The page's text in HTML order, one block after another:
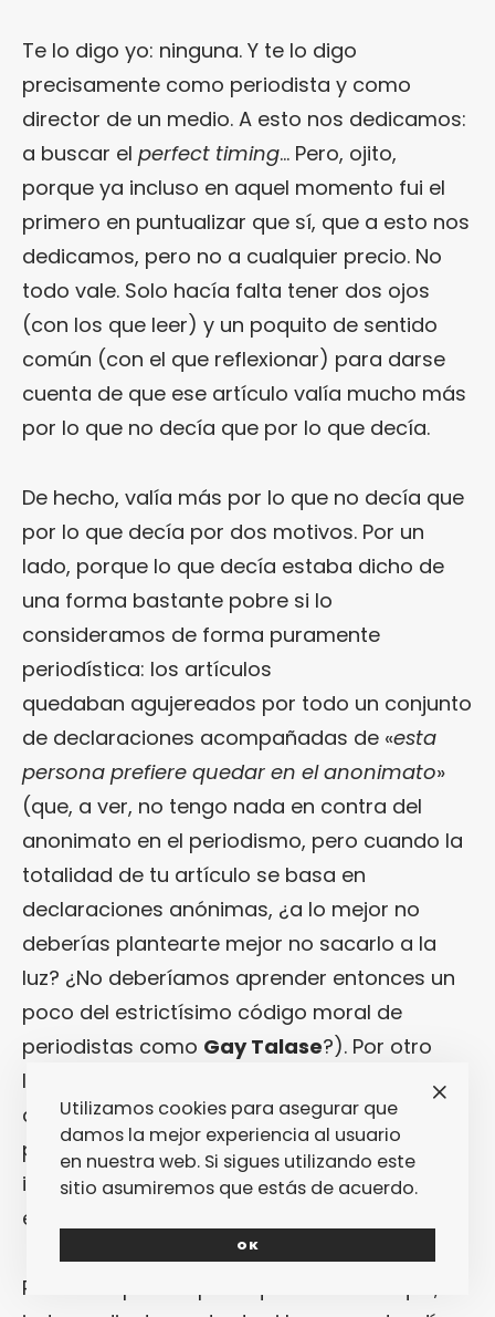
Te lo digo yo: ninguna. Y te lo digo
precisamente como periodista y como
director de un medio. A esto nos dedicamos:
a buscar el perfect timing… Pero, ojito,
porque ya incluso en aquel momento fui el
primero en puntualizar que sí, que a esto nos
dedicamos, pero no a cualquier precio. No
todo vale. Solo hacía falta tener dos ojos
(con los que leer) y un poquito de sentido
común (con el que reflexionar) para darse
cuenta de que ese artículo valía mucho más
por lo que no decía que por lo que decía.
De hecho, valía más por lo que no decía que
por lo que decía por dos motivos. Por un
lado, porque lo que decía estaba dicho de
una forma bastante pobre si lo
consideramos de forma puramente
periodística: los artículos
quedaban agujereados por todo un conjunto
de declaraciones acompañadas de «esta
persona prefiere quedar en el anonimato»
(que, a ver, no tengo nada en contra del
anonimato en el periodismo, pero cuando la
totalidad de tu artículo se basa en
declaraciones anónimas, ¿a lo mejor no
deberías plantearte mejor no sacarlo a la
luz? ¿No deberíamos aprender entonces un
poco del estrictísimo código moral de
periodistas como Gay Talase?). Por otro
lado, en el estilo de los artículos traslucía
algo más que nunca se decía en voz alta
pero que solo podía entenderse como una
inquina personal del periodista hacia
el sujeto de su -presunta- investigación.
Recuerdo pensar por aquel entonces que,
Utilizamos cookies para asegurar que
damos la mejor experiencia al usuario
en nuestra web. Si sigues utilizando este
sitio asumiremos que estás de acuerdo.
OK